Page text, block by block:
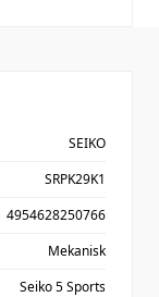
SEIKO
SRPK29K1
4954628250766
Mekanisk
Seiko 5 Sports